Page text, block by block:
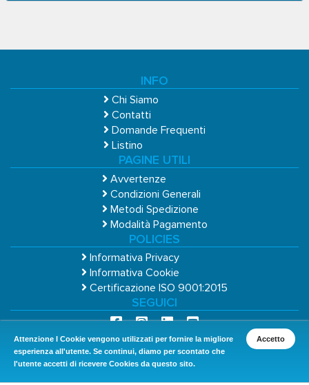
Attenzione I Cookie vengono utilizzati per fornire la migliore
esperienza all'utente. Se continui, diamo per scontato che
l'utente accetti di ricevere Cookies da questo sito.
Accetto
INFO
Chi Siamo
Contatti
Domande Frequenti
Listino
PAGINE UTILI
Avvertenze
Condizioni Generali
Metodi Spedizione
Modalità Pagamento
POLICIES
Informativa Privacy
Informativa Cookie
Certificazione ISO 9001:2015
SEGUICI